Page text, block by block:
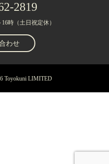
2819
時（土日祝定休）
わせ
Toyokuni LIMITED